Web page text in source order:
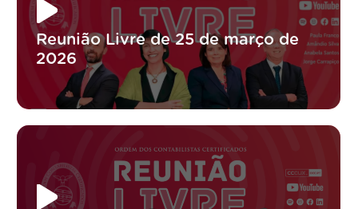
Reunião Livre de 25 de março de
2026